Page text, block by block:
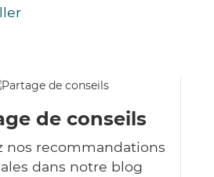
de conseils
nos recommandations
dans notre blog